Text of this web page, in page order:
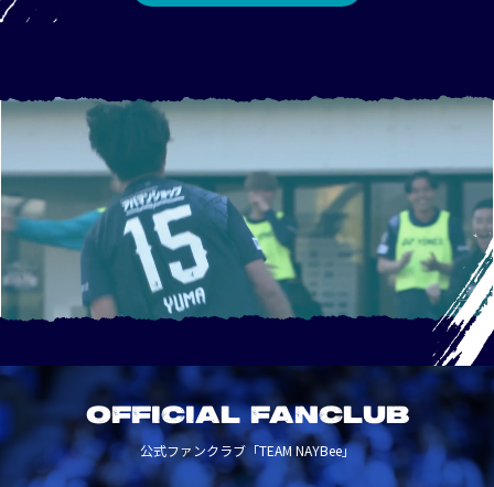
OFFICIAL FANCLUB
公式ファンクラブ「TEAM NAYBee」